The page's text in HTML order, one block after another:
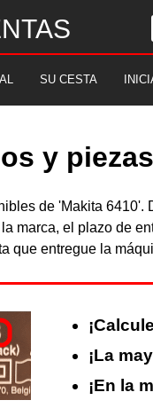
SU CESTA
y
de 'Makita
marca, el plazo de
que entregue la
¡La
¡En la